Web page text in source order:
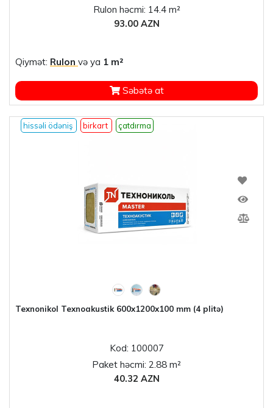
Rulon həcmi: 14.4 m²
93.00 AZN
Qiymət: Rulon və ya 1 m²
Səbətə at
hissəli ödəniş birkart çatdırma
Texnonikol Texnoakustik 600x1200x100 mm (4 plitə)
Kod: 100007
Paket həcmi: 2.88 m²
40.32 AZN